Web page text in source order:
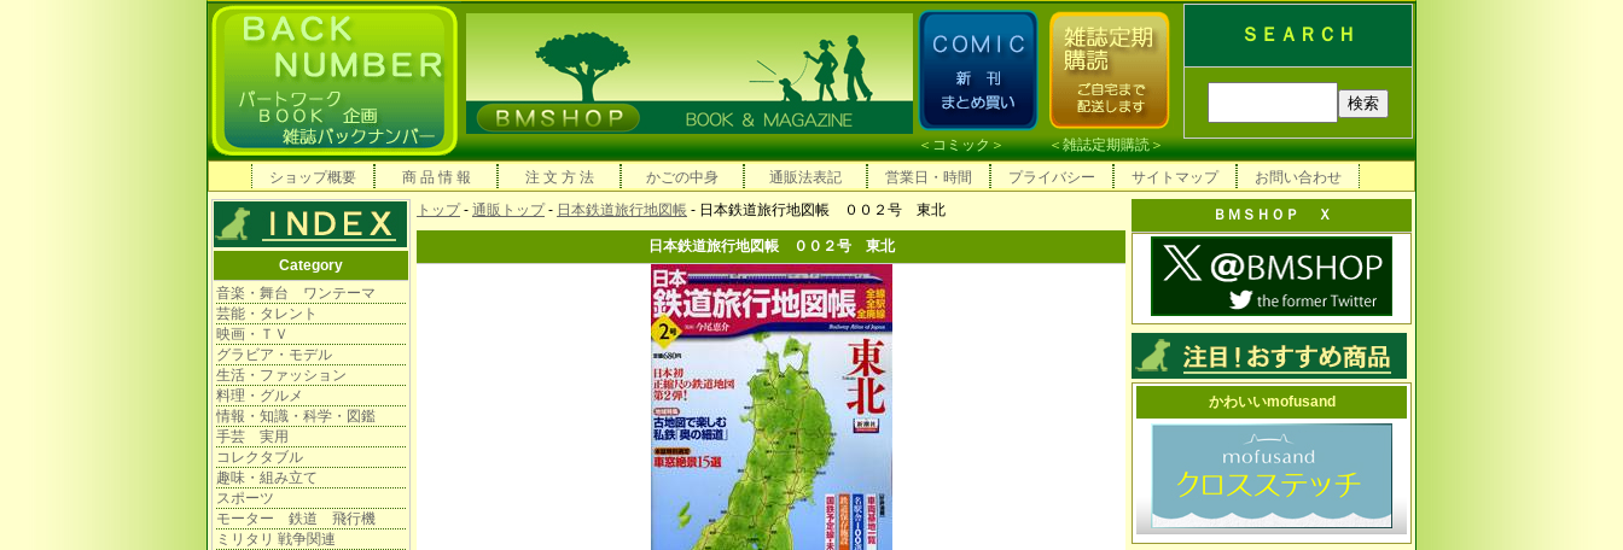
ＳＥＡＲＣＨ
＜コミック＞ ＜雑誌定期購読＞
ショップ概要
商 品 情 報 注 文 方 法 かごの中身 通販法表記 営業日・時間 プライバシー サイトマップ お問い合わせ
Category
音楽・舞台 ワンテーマ
芸能・タレント
映画・ＴＶ
グラビア・モデル
生活・ファッション
料理・グルメ
情報・知識・科学・図鑑
手芸 実用
コレクタブル
趣味・組み立て
スポーツ
モーター 鉄道 飛行機
ミリタリ 戦争関連
トップ- 通販トップ- 日本鉄道旅行地図帳 - 日本鉄道旅行地図帳 ００２号 東北
日本鉄道旅行地図帳 ００２号 東北
ＢＭＳＨＯＰ Ｘ
かわいいmofusand